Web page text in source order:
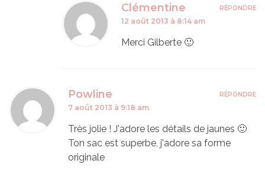
Clémentine
12 août 2013 à 8:14 am
Merci Gilberte 🙂
RÉPONDRE
Powline
7 août 2013 à 9:18 am
Très jolie ! J'adore les détails de jaunes 🙂
Ton sac est superbe, j'adore sa forme
originale
RÉPONDRE